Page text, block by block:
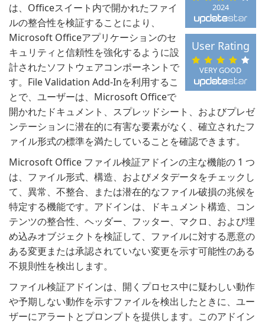
2024
VERY GOOD
User Rating
は、Officeスイート内で開かれたファイ
ルの整合性を検証することにより、
Microsoft Officeアプリケーションのセ
キュリティと信頼性を強化するように設
計されたソフトウェアコンポーネントで
す。File Validation Add-Inを利用するこ
とで、ユーザーは、Microsoft Officeで
開かれたドキュメント、スプレッドシート、およびプレゼ
ンテーションに潜在的に有害な要素がなく、確立されたフ
ァイル形式の標準を満たしていることを確認できます。
Microsoft Office ファイル検証アドインの主な機能の 1 つ
は、ファイル形式、構造、およびメタデータをチェックし
て、異常、不整合、または潜在的なファイル破損の兆候を
特定する機能です。アドインは、ドキュメント構造、コン
テンツの整合性、ヘッダー、フッター、マクロ、および埋
め込みオブジェクトを検証して、ファイルに対する悪意の
ある変更または承認されていない変更を示す可能性のある
不規則性を検出します。
ファイル検証アドインは、開くプロセス中に疑わしい動作
や予期しない動作を示すファイルを検出したときに、ユー
ザーにアラートとプロンプトを提供します。このアドイン